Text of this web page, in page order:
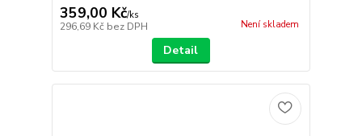
359,00 Kč/ks
296,69 Kč bez DPH Není skladem
Detail